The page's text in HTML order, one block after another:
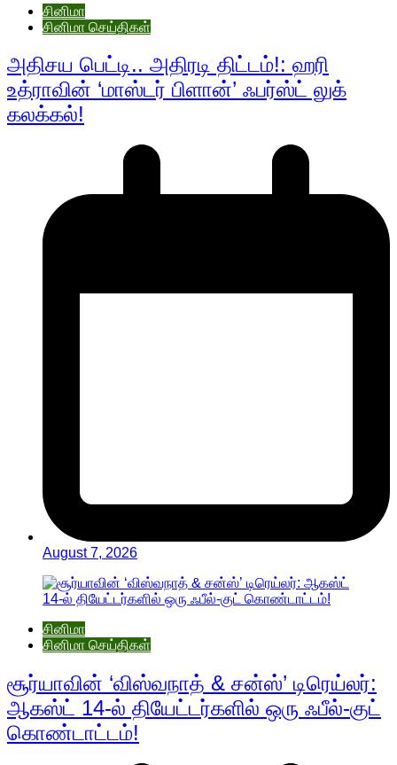
சினிமா
சினிமா செய்திகள்
அதிசய பெட்டி.. அதிரடி திட்டம்!: ஹரி
உத்ராவின் ‘மாஸ்டர் பிளான்’ ஃபர்ஸ்ட் லுக்
கலக்கல்!
August 7, 2026
சினிமா
சினிமா செய்திகள்
சூர்யாவின் ‘விஸ்வநாத் & சன்ஸ்’ டிரெய்லர்:
ஆகஸ்ட் 14-ல் தியேட்டர்களில் ஒரு ஃபீல்-குட்
கொண்டாட்டம்!